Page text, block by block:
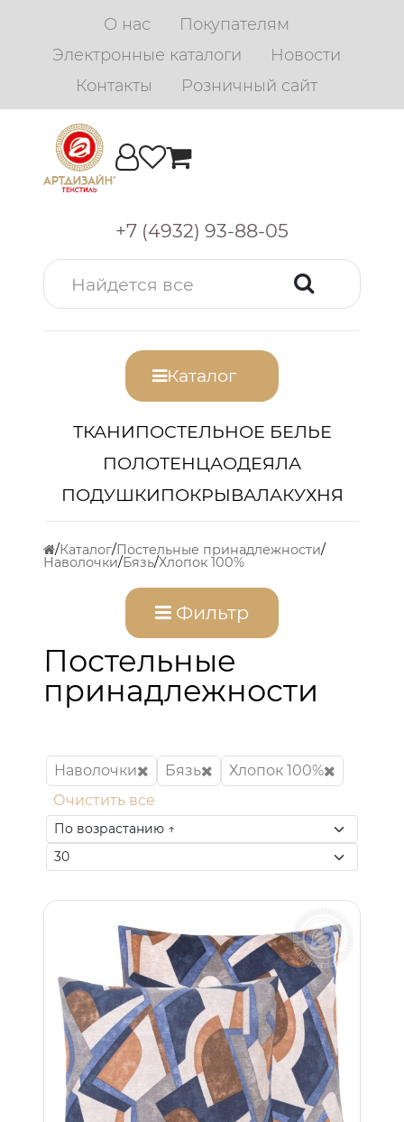
О нас
Покупателям
Электронные каталоги
Новости
Контакты
Розничный сайт
+7 (4932) 93-88-05
Каталог
ТКАНИПОСТЕЛЬНОЕ БЕЛЬЕ
ПОЛОТЕНЦАОДЕЯЛА
ПОДУШКИПОКРЫВАЛАКУХНЯ
Каталог Постельные принадлежности
Наволочки Бязь Хлопок 100%
Фильтр
Постельные
принадлежности
Наволочки Бязь
Хлопок 100%
Очистить все